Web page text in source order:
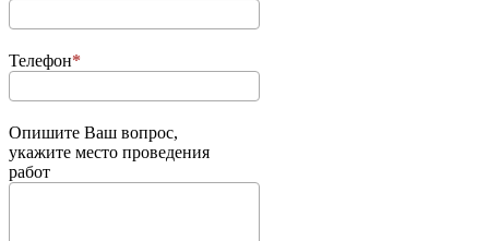
Телефон
Опишите Ваш вопрос,
укажите место проведения
работ